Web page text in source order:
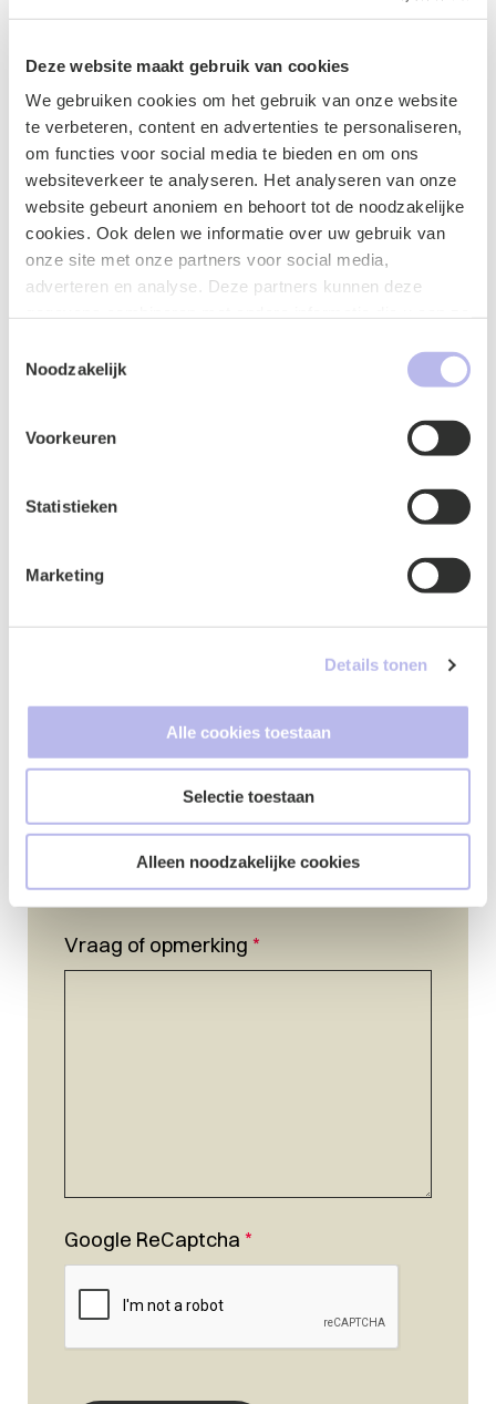
Deze website maakt gebruik van cookies
We gebruiken cookies om het gebruik van onze website
te verbeteren, content en advertenties te personaliseren,
om functies voor social media te bieden en om ons
websiteverkeer te analyseren. Het analyseren van onze
website gebeurt anoniem en behoort tot de noodzakelijke
cookies. Ook delen we informatie over uw gebruik van
onze site met onze partners voor social media,
adverteren en analyse. Deze partners kunnen deze
uw gebruik van hun services.
Noodzakelijk
Voorkeuren
Statistieken
Marketing
Details tonen
Alle cookies toestaan
Selectie toestaan
Alleen noodzakelijke cookies
TwentynextenBrush AIontwikkelen we de AI
compliance.nl
Contactformulier
Vraag of opmerking *
Google ReCaptcha *